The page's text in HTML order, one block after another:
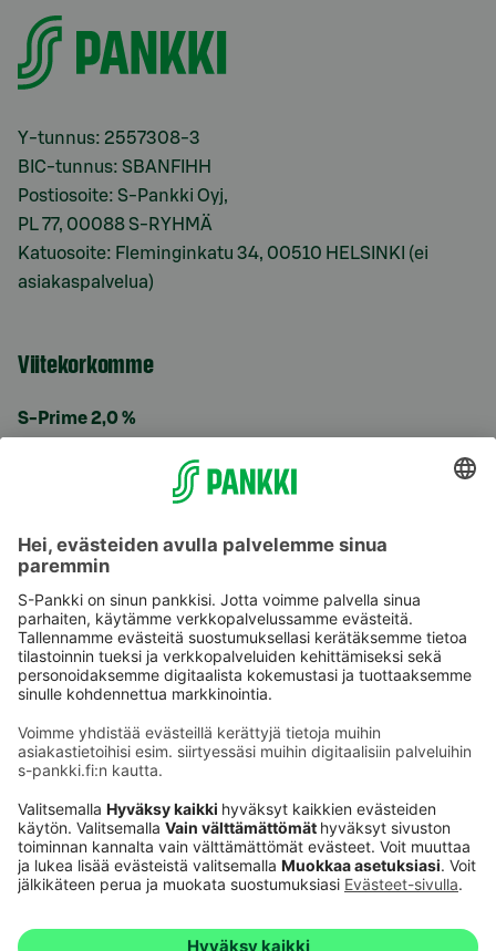
Y-tunnus: 2557308-3
BIC-tunnus: SBANFIHH
Postiosoite: S-Pankki Oyj,
PL 77, 00088 S-RYHMÄ
Katuosoite: Fleminginkatu 34, 00510 HELSINKI (ei
asiakaspalvelua)
Viitekorkomme
S-Prime 2,0 %
Käyttöehdot
Saavutettavuusseloste
Evästeet
Verkkopalvelujen käytön edellytykset